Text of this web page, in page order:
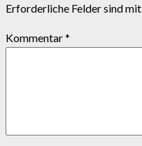
Erforderliche Felder sind mit
Kommentar*